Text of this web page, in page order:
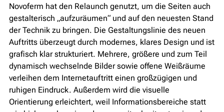
Novoferm hat den Relaunch genutzt, um die Seiten auch
gestalterisch „aufzuräumen“ und auf den neuesten Stand
der Technik zu bringen. Die Gestaltungslinie des neuen
Auftritts überzeugt durch modernes, klares Design und ist
grafisch klar strukturiert. Mehrere, größere und zum Teil
dynamisch wechselnde Bilder sowie offene Weißräume
verleihen dem Internetauftritt einen großzügigen und
ruhigen Eindruck. Außerdem wird die visuelle
Orientierung erleichtert, weil Informationsbereiche statt